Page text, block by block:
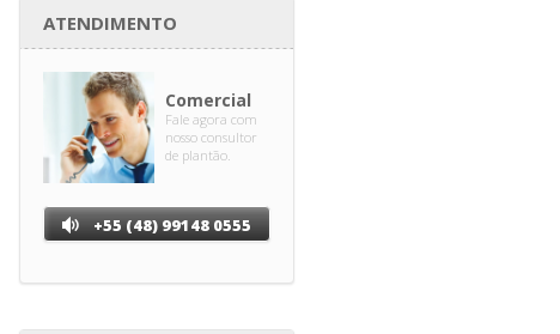
ATENDIMENTO
Comercial
Fale agora com
nosso consultor
de plantão.
+55 (48) 99148 0555